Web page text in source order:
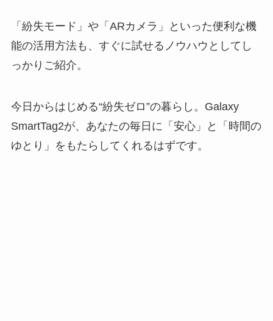
「紛失モード」や「ARカメラ」といった便利な機
能の活用方法も、すぐに試せるノウハウとしてし
っかりご紹介。
今日からはじめる“紛失ゼロ”の暮らし。Galaxy
SmartTag2が、あなたの毎日に「安心」と「時間の
ゆとり」をもたらしてくれるはずです。